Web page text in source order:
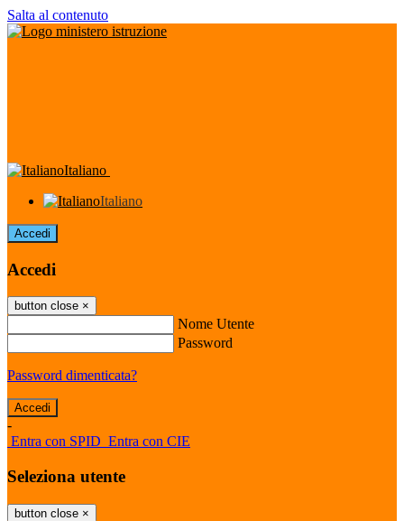
Salta al contenuto
Italiano
Italiano
Accedi
Accedi
button close ×
Nome Utente
Password
Password dimenticata?
-
Entra con SPID Entra con CIE
Seleziona utente
button close ×